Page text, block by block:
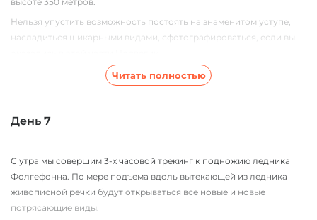
Нельзя упустить возможность постоять на знаменитом уступе,
насладиться шикарными видами, сфотографироваться, если вы
Это самый длинный трекинг в нашей поездке, нам придется
пройти 28 км, совершив при этом существенный набор высоты.
Ночь в кемпинге в Одде.
Читать полностью
День 7
С утра мы совершим 3-х часовой трекинг к подножию ледника
Фолгефонна. По мере подъема вдоль вытекающей из ледника
живописной речки будут открываться все новые и новые
потрясающие виды.